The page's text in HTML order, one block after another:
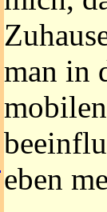
man in
eben